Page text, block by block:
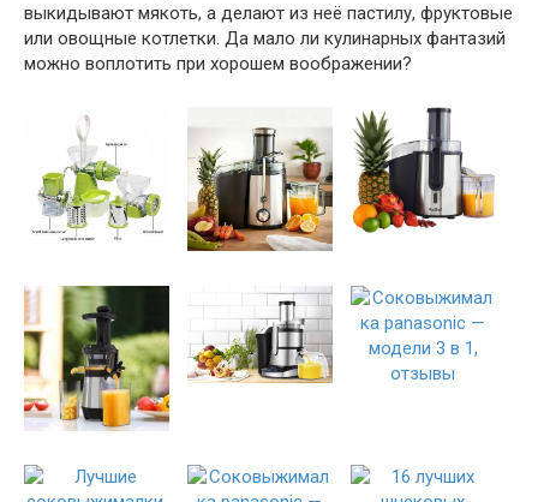
выкидывают мякоть, а делают из неё пастилу, фруктовые
или овощные котлетки. Да мало ли кулинарных фантазий
можно воплотить при хорошем воображении?